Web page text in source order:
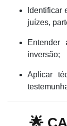
Identificar
juízes,
inversão;
Aplicar
🌟